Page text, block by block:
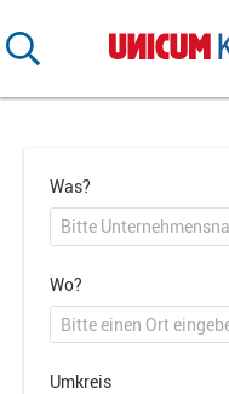
Was?
Wo?
Umkreis